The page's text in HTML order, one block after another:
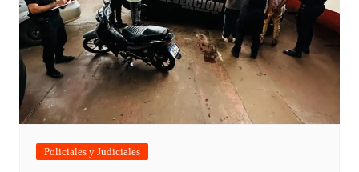
Policiales y Judiciales